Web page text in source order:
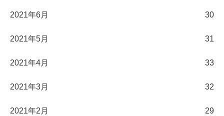
2021年6月 30
2021年5月 31
2021年4月 33
2021年3月 32
2021年2月 29